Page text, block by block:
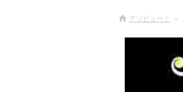
アソビュー！